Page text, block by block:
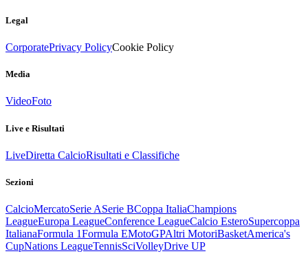
Legal
CorporatePrivacy PolicyCookie Policy
Media
VideoFoto
Live e Risultati
LiveDiretta CalcioRisultati e Classifiche
Sezioni
CalcioMercatoSerie ASerie BCoppa ItaliaChampions
LeagueEuropa LeagueConference LeagueCalcio EsteroSupercoppa
ItalianaFormula 1Formula EMotoGPAltri MotoriBasketAmerica's
CupNations LeagueTennisSciVolleyDrive UP